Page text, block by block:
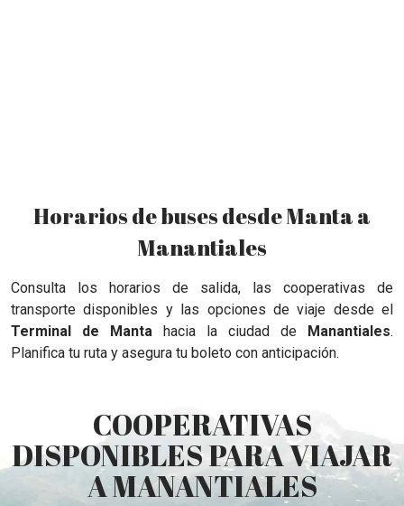
Horarios de buses desde Manta a
Manantiales
Consulta los horarios de salida, las cooperativas de
transporte disponibles y las opciones de viaje desde el
Terminal de Manta hacia la ciudad de Manantiales.
Planifica tu ruta y asegura tu boleto con anticipación.
COOPERATIVAS
DISPONIBLES PARA VIAJAR
A MANANTIALES